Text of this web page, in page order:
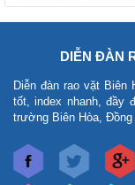
DIỄN ĐÀN
Diễn đàn rao vặt Biên
tốt, index nhanh, đầy
trường Biên Hòa,